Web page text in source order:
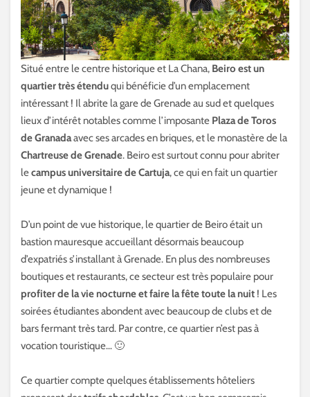
Situé entre le centre historique et La Chana, Beiro est un
quartier très étenduqui bénéficie d’un emplacement
intéressant ! Il abrite la gare de Grenade au sud et quelques
lieux d’intérêt notables comme l’imposante Plaza de Toros
de Granadaavec ses arcades en briques, et le monastère de la
Chartreuse de Grenade. Beiro est surtout connu pour abriter
lecampus universitaire de Cartuja, ce qui en fait un quartier
jeune et dynamique !
D’un point de vue historique, le quartier de Beiro était un
bastion mauresque accueillant désormais beaucoup
d’expatriés s’installant à Grenade. En plus des nombreuses
boutiques et restaurants, ce secteur est très populaire pour
profiter de la vie nocturne et faire la fête toute la nuit ! Les
soirées étudiantes abondent avec beaucoup de clubs et de
bars fermant très tard. Par contre, ce quartier n’est pas à
vocation touristique… 🙂
Ce quartier compte quelques établissements hôteliers